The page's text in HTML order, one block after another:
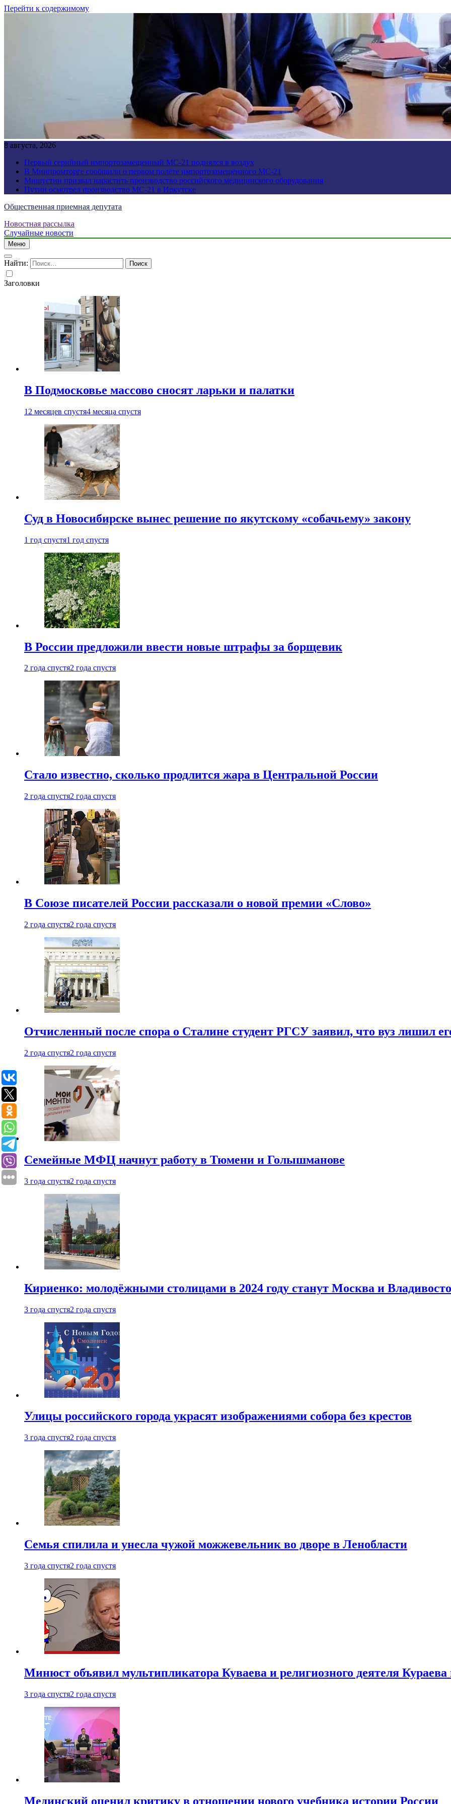
Перейти к содержимому
8 августа, 2026
Первый серийный импортозамещенный МС-21 поднялся в воздух
В Минпромторге сообщили о первом полёте импортозамещённого МС-21
Мишустин призвал нарастить производство российского медицинского оборудования
Путин осмотрел производство МС-21 в Иркутске
Общественная приемная депутата
Новостная рассылка
Случайные новости
Меню
Найти:
Заголовки
В Подмосковье массово сносят ларьки и палатки
12 месяцев спустя4 месяца спустя
Суд в Новосибирске вынес решение по якутскому «собачьему» закону
1 год спустя1 год спустя
В России предложили ввести новые штрафы за борщевик
2 года спустя2 года спустя
Стало известно, сколько продлится жара в Центральной России
2 года спустя2 года спустя
В Союзе писателей России рассказали о новой премии «Слово»
2 года спустя2 года спустя
Отчисленный после спора о Сталине студент РГСУ заявил, что вуз лишил
2 года спустя2 года спустя
Семейные МФЦ начнут работу в Тюмени и Голышманове
3 года спустя2 года спустя
Кириенко: молодёжными столицами в 2024 году станут Москва и
3 года спустя2 года спустя
Улицы российского города украсят изображениями собора без крестов
3 года спустя2 года спустя
Семья спилила и унесла чужой можжевельник во дворе в Ленобласти
3 года спустя2 года спустя
Минюст объявил мультипликатора Куваева и религиозного деятеля
3 года спустя2 года спустя
Мединский оценил критику в отношении нового учебника истории России